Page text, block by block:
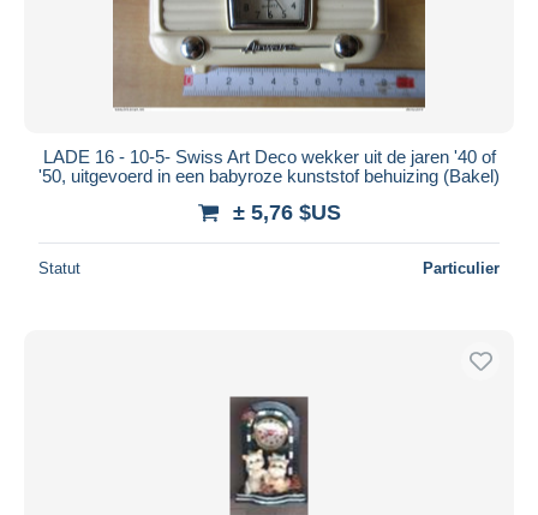
LADE 16 - 10-5- Swiss Art Deco wekker uit de jaren '40 of
'50, uitgevoerd in een babyroze kunststof behuizing (Bakel)
± 5,76 $US
Statut Particulier